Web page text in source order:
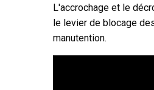
L'accrochage et le
le levier de blocage
manutention.